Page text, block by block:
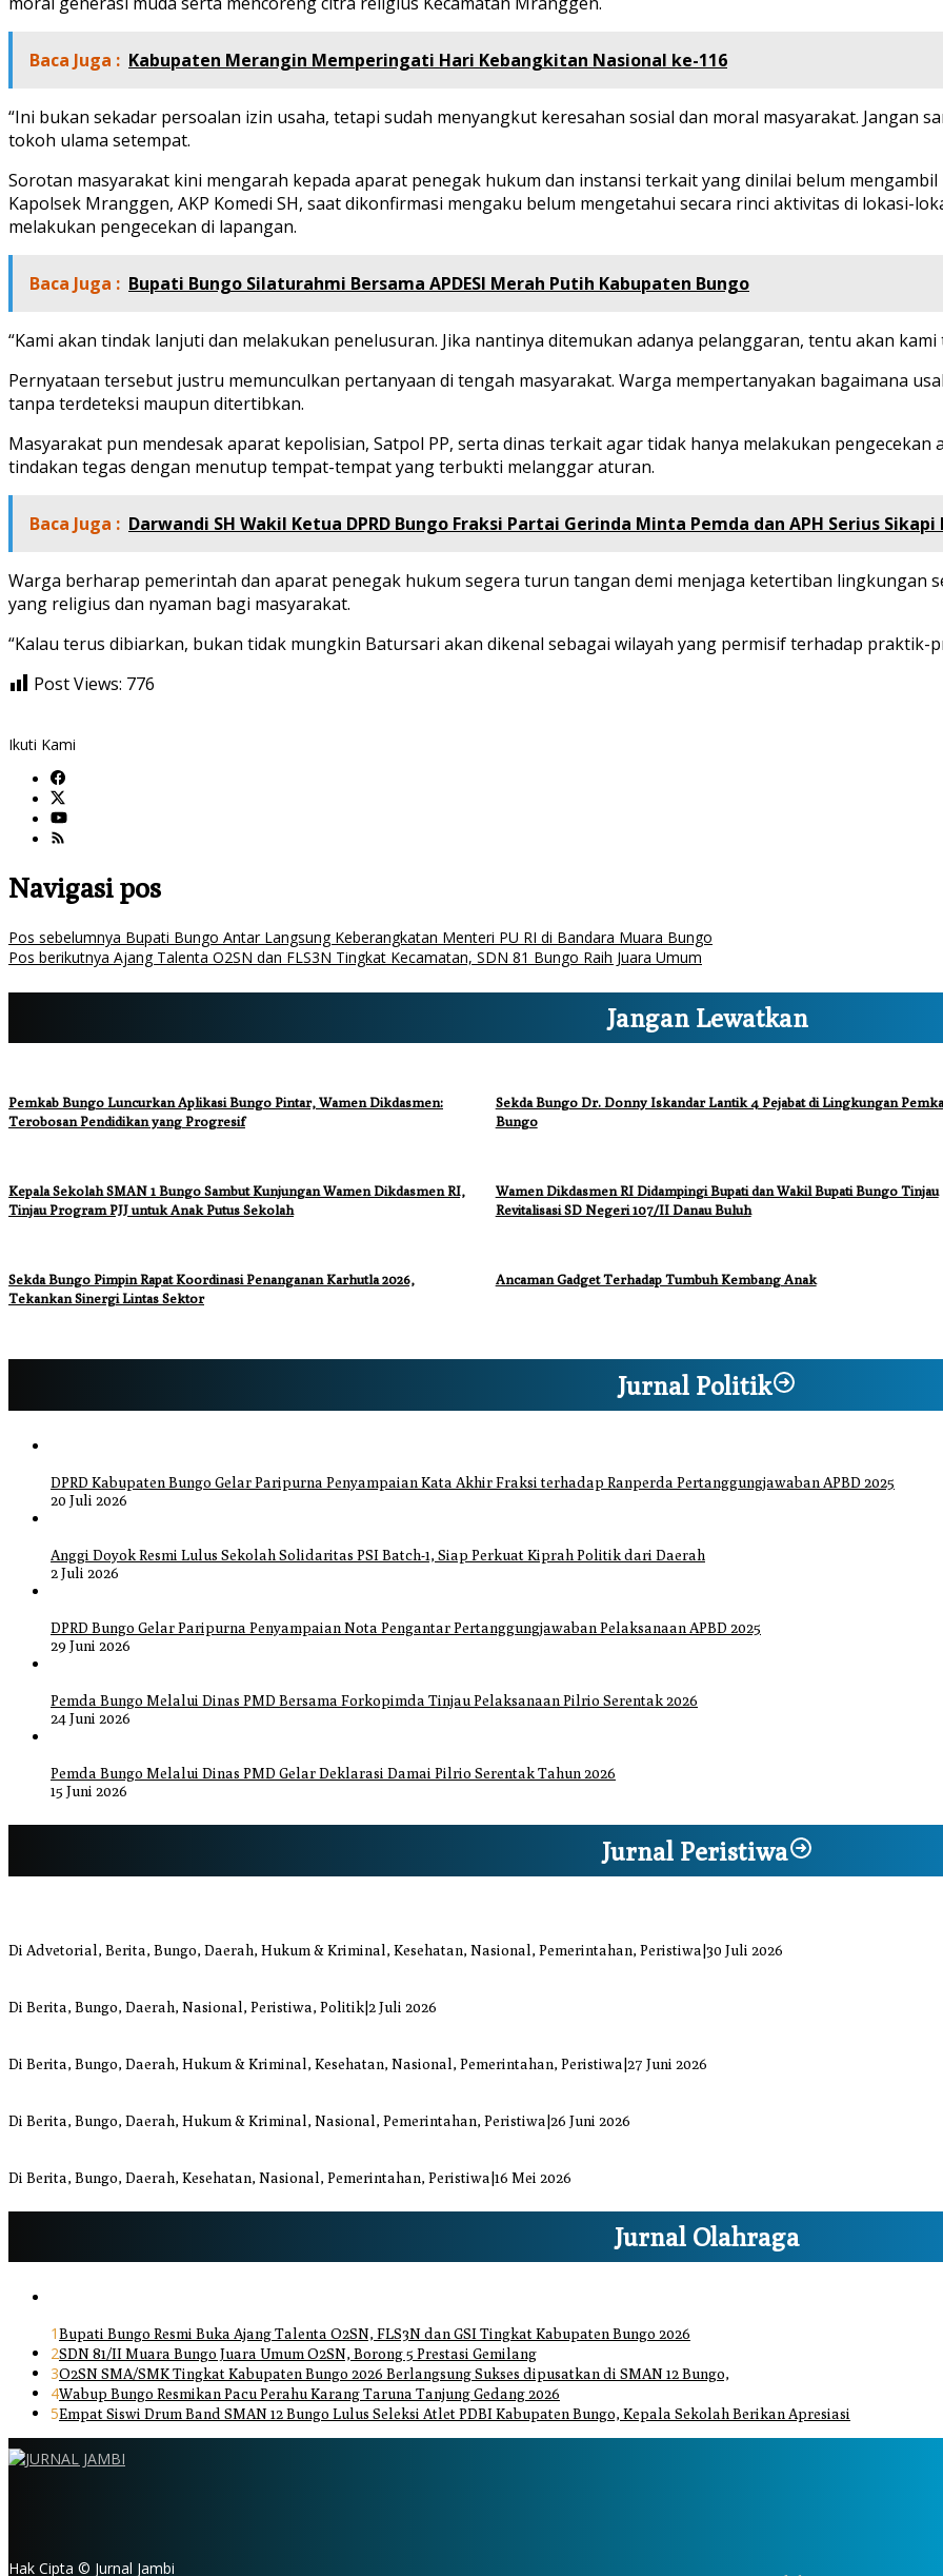
Baca Juga : Kabupaten Merangin Memperingati Hari Kebangkitan Nasional ke-116
“Ini bukan sekadar persoalan izin usaha, tetapi sudah menyangkut keresahan sosial dan moral masyarakat. Jangan
tokoh ulama setempat.
Sorotan masyarakat kini mengarah kepada aparat penegak hukum dan instansi terkait yang dinilai belum
Kapolsek Mranggen, AKP Komedi SH, saat dikonfirmasi mengaku belum mengetahui secara rinci aktivitas di lokasi-
melakukan pengecekan di lapangan.
Baca Juga : Bupati Bungo Silaturahmi Bersama APDESI Merah Putih Kabupaten Bungo
“Kami akan tindak lanjuti dan melakukan penelusuran. Jika nantinya ditemukan adanya pelanggaran, tentu akan
Pernyataan tersebut justru memunculkan pertanyaan di tengah masyarakat. Warga mempertanyakan bagaimana
tanpa terdeteksi maupun ditertibkan.
Masyarakat pun mendesak aparat kepolisian, Satpol PP, serta dinas terkait agar tidak hanya melakukan
tindakan tegas dengan menutup tempat-tempat yang terbukti melanggar aturan.
Baca Juga : Darwandi SH Wakil Ketua DPRD Bungo Fraksi Partai Gerinda Minta Pemda dan APH Serius Sikapi
Warga berharap pemerintah dan aparat penegak hukum segera turun tangan demi menjaga ketertiban lingkungan
yang religius dan nyaman bagi masyarakat.
“Kalau terus dibiarkan, bukan tidak mungkin Batursari akan dikenal sebagai wilayah yang permisif terhadap praktik-
Post Views: 776
Ikuti Kami
Navigasi pos
Pos sebelumnya Bupati Bungo Antar Langsung Keberangkatan Menteri PU RI di Bandara Muara Bungo
Pos berikutnya Ajang Talenta O2SN dan FLS3N Tingkat Kecamatan, SDN 81 Bungo Raih Juara Umum
Jangan Lewatkan
Pemkab Bungo Luncurkan Aplikasi Bungo Pintar, Wamen Dikdasmen:
Terobosan Pendidikan yang Progresif
Sekda Bungo Dr. Donny Iskandar Lantik 4 Pejabat di Lingkungan
Bungo
Kepala Sekolah SMAN 1 Bungo Sambut Kunjungan Wamen Dikdasmen RI,
Tinjau Program PJJ untuk Anak Putus Sekolah
Wamen Dikdasmen RI Didampingi Bupati dan Wakil Bupati Bungo Tinjau
Revitalisasi SD Negeri 107/II Danau Buluh
Sekda Bungo Pimpin Rapat Koordinasi Penanganan Karhutla 2026,
Tekankan Sinergi Lintas Sektor
Ancaman Gadget Terhadap Tumbuh Kembang Anak
Jurnal Politik
DPRD Kabupaten Bungo Gelar Paripurna Penyampaian Kata Akhir Fraksi terhadap Ranperda Pertanggungjawaban APBD 2025
20 Juli 2026
Anggi Doyok Resmi Lulus Sekolah Solidaritas PSI Batch-1, Siap Perkuat Kiprah Politik dari Daerah
2 Juli 2026
DPRD Bungo Gelar Paripurna Penyampaian Nota Pengantar Pertanggungjawaban Pelaksanaan APBD 2025
29 Juni 2026
Pemda Bungo Melalui Dinas PMD Bersama Forkopimda Tinjau Pelaksanaan Pilrio Serentak 2026
24 Juni 2026
Pemda Bungo Melalui Dinas PMD Gelar Deklarasi Damai Pilrio Serentak Tahun 2026
15 Juni 2026
Jurnal Peristiwa
Di Advetorial, Berita, Bungo, Daerah, Hukum & Kriminal, Kesehatan, Nasional, Pemerintahan, Peristiwa 30 Juli 2026
Di Berita, Bungo, Daerah, Nasional, Peristiwa, Politik 2 Juli 2026
Di Berita, Bungo, Daerah, Hukum & Kriminal, Kesehatan, Nasional, Pemerintahan, Peristiwa 27 Juni 2026
Di Berita, Bungo, Daerah, Hukum & Kriminal, Nasional, Pemerintahan, Peristiwa 26 Juni 2026
Di Berita, Bungo, Daerah, Kesehatan, Nasional, Pemerintahan, Peristiwa 16 Mei 2026
Jurnal Olahraga
1Bupati Bungo Resmi Buka Ajang Talenta O2SN, FLS3N dan GSI Tingkat Kabupaten Bungo 2026
2SDN 81/II Muara Bungo Juara Umum O2SN, Borong 5 Prestasi Gemilang
3O2SN SMA/SMK Tingkat Kabupaten Bungo 2026 Berlangsung Sukses dipusatkan di SMAN 12 Bungo,
4Wabup Bungo Resmikan Pacu Perahu Karang Taruna Tanjung Gedang 2026
5Empat Siswi Drum Band SMAN 12 Bungo Lulus Seleksi Atlet PDBI Kabupaten Bungo, Kepala Sekolah Berikan Apresiasi
Hak Cipta © Jurnal Jambi